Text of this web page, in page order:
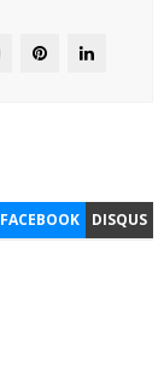
FACEBOOK DISQUS